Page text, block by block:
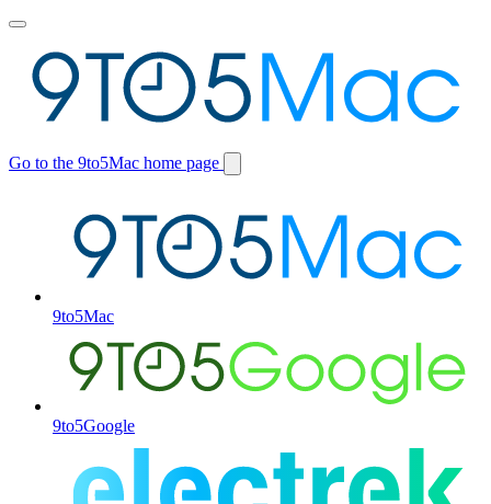
Toggle
menu
Go to the 9to5Mac home page
Switch
9to5Mac
9to5Google